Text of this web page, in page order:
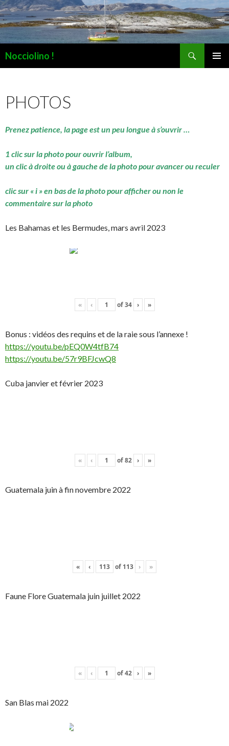
Nocciolino !
PHOTOS
Prenez patience, la page est un peu longue à s’ouvrir …
1 clic sur la photo pour ouvrir l’album,
un clic à droite ou à gauche de la photo pour avancer ou reculer
clic sur « i » en bas de la photo pour afficher ou non le
commentaire sur la photo
Les Bahamas et les Bermudes, mars avril 2023
« ‹ of34 › »
Bonus : vidéos des requins et de la raie sous l’annexe !
https://youtu.be/pEQ0W4tfB74
https://youtu.be/57r9BFJcwQ8
Cuba janvier et février 2023
« ‹ of82 › »
Guatemala juin à fin novembre 2022
« ‹ of 113 › »
Faune Flore Guatemala juin juillet 2022
« ‹ of42 › »
San Blas mai 2022